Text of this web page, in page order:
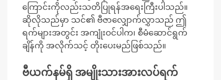
ကြောင်းကိုလည်းသတိပြုရန်အရေးကြီးပါသည်။
ဆိုလိုသည်မှာ သင်၏ ဗီဇာလျှောက်လွှာသည် ဤ
ရက်များအတွင်း အကျုံးဝင်ပါက၊ စီမံဆောင်ရွက်
ချိန်ကို အလိုက်သင့် တိုးပေးမည်ဖြစ်သည်။
ဗီယက်နမ်ရှိ အမျိုးသားအားလပ်ရက်